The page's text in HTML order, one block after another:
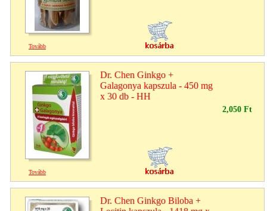
Tovább
Dr. Chen Ginkgo +
Galagonya kapszula - 450 mg
x 30 db - HH
2,050 Ft
Tovább
Dr. Chen Ginkgo Biloba +